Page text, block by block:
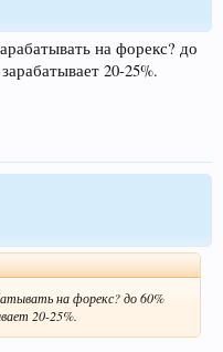
на форекс? до
20-25%.
на форекс? до 60%
20-25%.